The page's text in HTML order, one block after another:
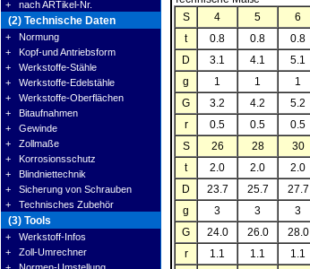
+ nach ARTikel-Nr.
(2) Technische Daten
+ Normung
+ Kopf-und Antriebsform
+ Werkstoffe-Stähle
+ Werkstoffe-Edelstähle
+ Werkstoffe-Oberflächen
+ Bitaufnahmen
+ Gewinde
+ Zollmaße
+ Korrosionsschutz
+ Blindniettechnik
+ Sicherung von Schrauben
+ Technisches Zubehör
(3) Tools
+ Werkstoff-Infos
+ Zoll-Umrechner
S
4 5 6
t
0.8 0.8 0.8
D
3.1 4.1 5.1
g
1 1 1
G
3.2 4.2 5.2
r
0.5 0.5 0.5
S
26 28 30
t
2.0 2.0 2.0
D
23.7 25.7 27.7
g
3 3 3
G
24.0 26.0 28.0
r
1.1 1.1 1.1